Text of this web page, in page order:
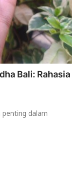
Bali: Rahasia
dalam